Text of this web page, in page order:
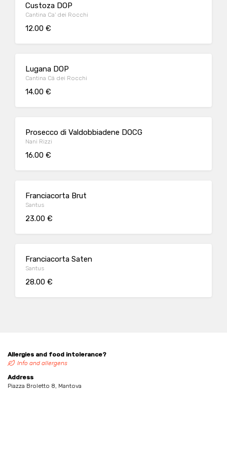
Custoza DOP
Cantina Ca' dei Rocchi
12.00 €
Lugana DOP
Cantina Cà dei Rocchi
14.00 €
Prosecco di Valdobbiadene DOCG
Nani Rizzi
16.00 €
Franciacorta Brut
Santus
23.00 €
Franciacorta Saten
Santus
28.00 €
Allergies and food intolerance?
Info and allergens
Address
Piazza Broletto 8, Mantova